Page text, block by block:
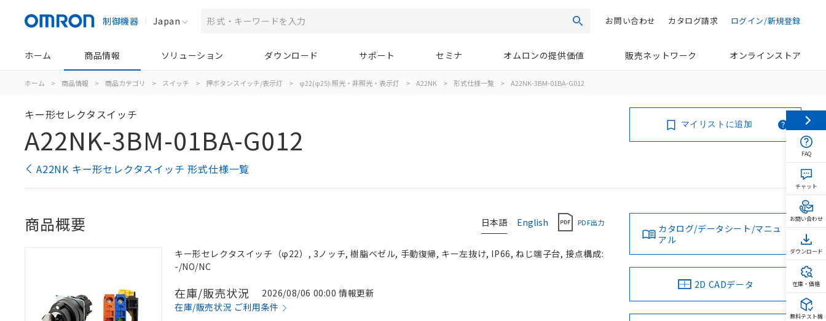
制御機器 Japan 検索 ログイン/新規登録
カタログ請求
お問い合わせ
ホーム 商品情報 ソリューション ダウンロード サポート セミナ オムロンの提供価値 販売ネットワーク オンラインストア
ホーム > 商品情報 > 商品カテゴリ > スイッチ > 押ボタンスイッチ/表示灯 > φ22(φ25):照光・非照光・表示灯 > A22NK > 形式仕様一覧 > A22NK-3BM-01BA-G012
キー形セレクタスイッチ
A22NK-3BM-01BA-G012
A22NK キー形セレクタスイッチ 形式仕様一覧
マイリストに追加
日本語 English PDF出力
商品概要
キー形セレクタスイッチ（φ22）, 3ノッチ, 樹脂ベゼル, 手動復帰, キー左抜け, IP66, ねじ端子台, 接点構成:
-/NO/NC
在庫/販売状況
2026/08/06 00:00 情報更新
在庫/販売状況 ご利用条件
カタログ/データシート/マニュ
アル
2D CADデータ
FAQ
チャット
お問い合わせ
ダウンロード
在庫・価格
無料テスト機